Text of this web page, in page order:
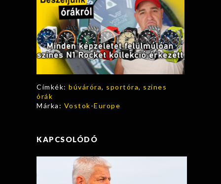
Címkék: búváróra, sportóra, szines
órák
Márka: Vostok-Europe
KAPCSOLÓDÓ